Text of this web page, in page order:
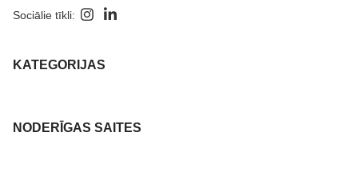
Sociālie tīkli:
KATEGORIJAS
NODERĪGAS SAITES